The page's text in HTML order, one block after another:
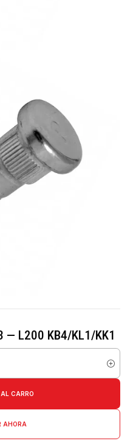
— L200 KB4/KL1/KK1
CARRO
AHORA